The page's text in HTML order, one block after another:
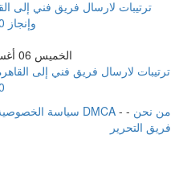
الخميس 06 أغسطس 2026 12:59 صباحاً
ترتيبات لارسال فريق فني إلى
سياسة حقوق الملكية الفكرية DMCA - من نحن -
فريق التحرير